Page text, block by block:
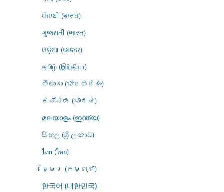
ਪੰਜਾਬੀ (ਭਾਰਤ)
ગુજરાતી (ભારત)
ଓଡ଼ିଆ (ଭାରତ)
தமிழ் (இந்தியா)
తెలుగు (భారతదేశం)
ಕನ್ನಡ (ಭಾರತ)
മലയാളം (ഇന്ത്യ)
සිංහල (ශ්‍රී ලංකාව)
ไทย (ไทย)
ខ្មែរ (កម្ពុជា)
한국어 (대한민국)